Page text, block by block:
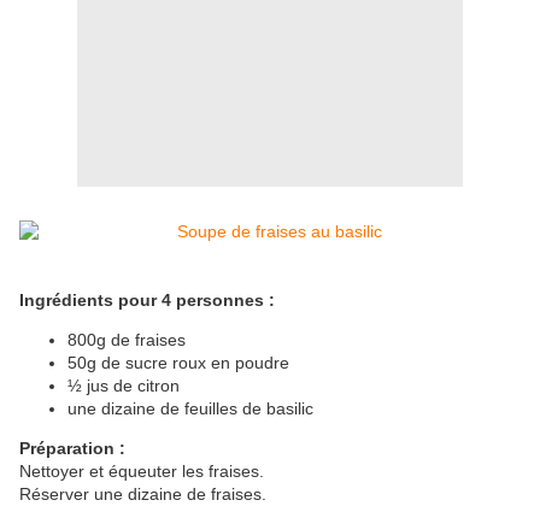
Ingrédients pour 4 personnes :
800g de fraises
50g de sucre roux en poudre
½ jus de citron
une dizaine de feuilles de basilic
Préparation :
Nettoyer et équeuter les fraises.
Réserver une dizaine de fraises.